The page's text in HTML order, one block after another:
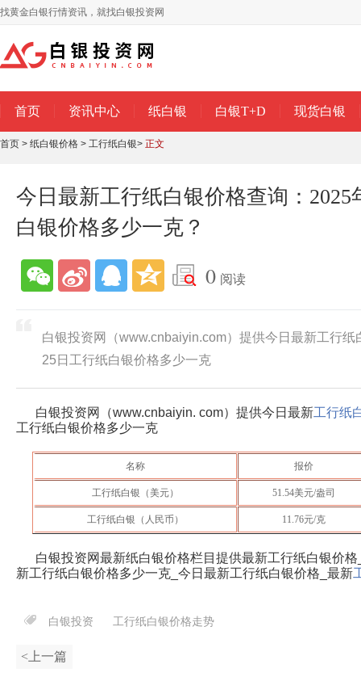
找黄金白银行情资讯，就找白银投资网
首页 资讯中心 纸白银 白银T+D 现货白银
首页 > 纸白银价格 > 工行纸白银> 正文
今日最新工行纸白银价格查询：2025
白银价格多少一克？
0 阅读
白银投资网（www.cnbaiyin.com）提供今日最新工行
25日工行纸白银价格多少一克
白银投资网（www.cnbaiyin. com）提供今日最新工行纸
工行纸白银价格多少一克
名称 报价
工行纸白银（美元） 51.54美元/盎司
工行纸白银（人民币） 11.76元/克
白银投资网最新纸白银价格栏目提供最新工行纸白银价
新工行纸白银价格多少一克_今日最新工行纸白银价格_最新
白银投资 工行纸白银价格走势
<上一篇